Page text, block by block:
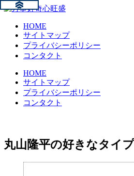
HOME
サイトマップ
プライバシーポリシー
コンタクト
HOME
サイトマップ
プライバシーポリシー
コンタクト
丸山隆平の好きなタイ